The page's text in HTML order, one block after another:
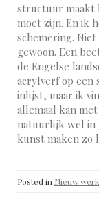
structuur maakt
moet zijn. En ik
schemering.
gewoon. Een
de Engelse
acrylverf op een
inlijst, maar ik
allemaal kan
natuurlijk wel in
kunst maken zo
Posted in Nieuw werk